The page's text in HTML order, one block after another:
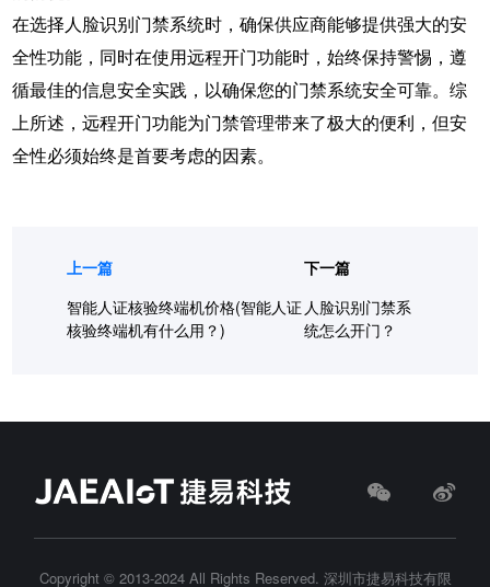
在选择人脸识别门禁系统时，确保供应商能够提供强大的安
全性功能，同时在使用远程开门功能时，始终保持警惕，遵
循最佳的信息安全实践，以确保您的门禁系统安全可靠。综
上所述，远程开门功能为门禁管理带来了极大的便利，但安
全性必须始终是首要考虑的因素。
上一篇
智能人证核验终端机价格(智能人证
核验终端机有什么用？)
下一篇
人脸识别门禁系
统怎么开门？
Copyright © 2013-2024 All Rights Reserved. 深圳市捷易科技有限